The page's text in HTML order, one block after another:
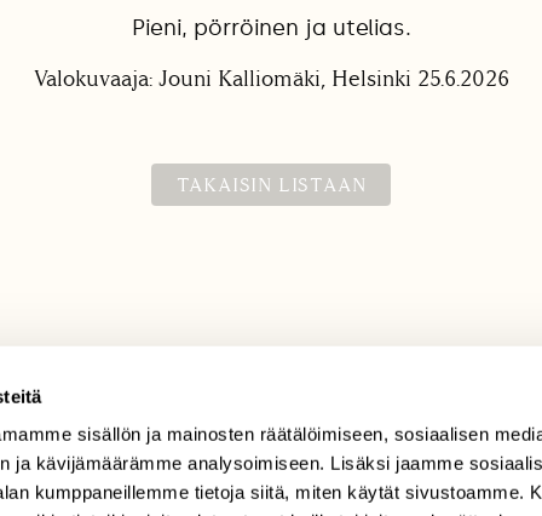
sisällön ja mainosten räätälöimiseen, sosiaalisen
ja kävijämäärämme analysoimiseen. Lisäksi jaamme
kumppaneillemme tietoja siitä, miten käytät sivustoamme.
Pieni, pörröinen ja utelias.
Valokuvaaja: Jouni Kalliomäki, Helsinki 25.6.2026
TAKAISIN LISTAAN
TILAAJAPALVELU
tilaajapalvelu@sll.fi